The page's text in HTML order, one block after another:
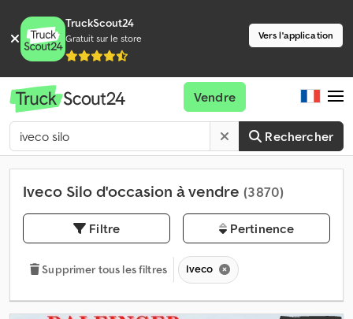
TruckScout24
Gratuit sur le store Vers l'application
Rechercher
Vendre
Iveco Silo d'occasion à vendre (3 870)
Filtre Pertinence
Supprimer tous les filtres Iveco